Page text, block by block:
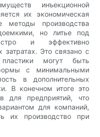
инъекционной
их экономическая
методы производства
но литье под
и эффективно
затратах. Это связано с
могут быть
с минимальными
в дополнительных
В конечном итоге это
для предприятий, что
для компаний,
их производство при